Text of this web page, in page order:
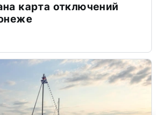
карта отключений